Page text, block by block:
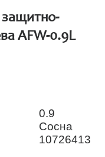
AFW-0.9L
0.9
Сосна
10726413